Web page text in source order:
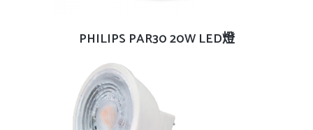
查看內容
PHILIPS PAR30 20W LED燈